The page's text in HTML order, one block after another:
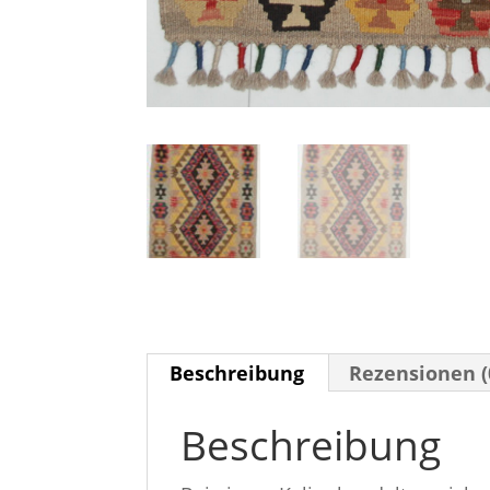
Beschreibung Rezensionen
Beschreibung